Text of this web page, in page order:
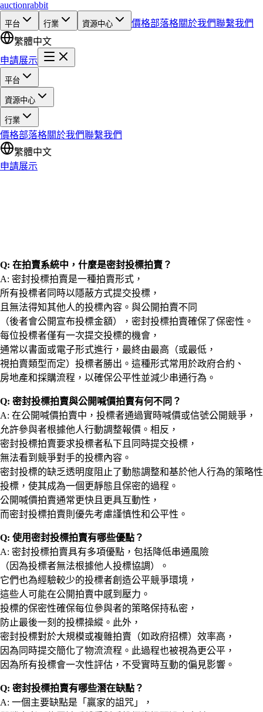
auctionrabbit
平台 行業 資源中心 價格部落格關於我們聯繫我們
繁體中文
申請展示
平台
資源中心
行業
價格部落格關於我們聯繫我們
繁體中文
申請展示
Q: 在拍賣系統中，什麼是密封投標拍賣？
A: 密封投標拍賣是一種拍賣形式，
所有投標者同時以隱蔽方式提交投標，
且無法得知其他人的投標內容。與公開拍賣不同
（後者會公開宣布投標金額），密封投標拍賣確保了保密性。
每位投標者僅有一次提交投標的機會，
通常以書面或電子形式進行，最終由最高（或最低，
視拍賣類型而定）投標者勝出。這種形式常用於政府合約、
房地產和採購流程，以確保公平性並減少串通行為。
Q: 密封投標拍賣與公開喊價拍賣有何不同？
A: 在公開喊價拍賣中，投標者通過實時喊價或信號公開競爭，
允許參與者根據他人行動調整報價。相反，
密封投標拍賣要求投標者私下且同時提交投標，
無法看到競爭對手的投標內容。
密封投標的缺乏透明度阻止了動態調整和基於他人行為的策略性
投標，使其成為一個更靜態且保密的過程。
公開喊價拍賣通常更快且更具互動性，
而密封投標拍賣則優先考慮謹慎性和公平性。
Q: 使用密封投標拍賣有哪些優點？
A: 密封投標拍賣具有多項優點，包括降低串通風險
（因為投標者無法根據他人投標協調）。
它們也為經驗較少的投標者創造公平競爭環境，
這些人可能在公開拍賣中感到壓力。
投標的保密性確保每位參與者的策略保持私密，
防止最後一刻的投標操縱。此外，
密封投標對於大規模或複雜拍賣（如政府招標）效率高，
因為同時提交簡化了物流流程。此過程也被視為更公平，
因為所有投標會一次性評估，不受實時互動的偏見影響。
Q: 密封投標拍賣有哪些潛在缺點？
A: 一個主要缺點是「贏家的詛咒」，